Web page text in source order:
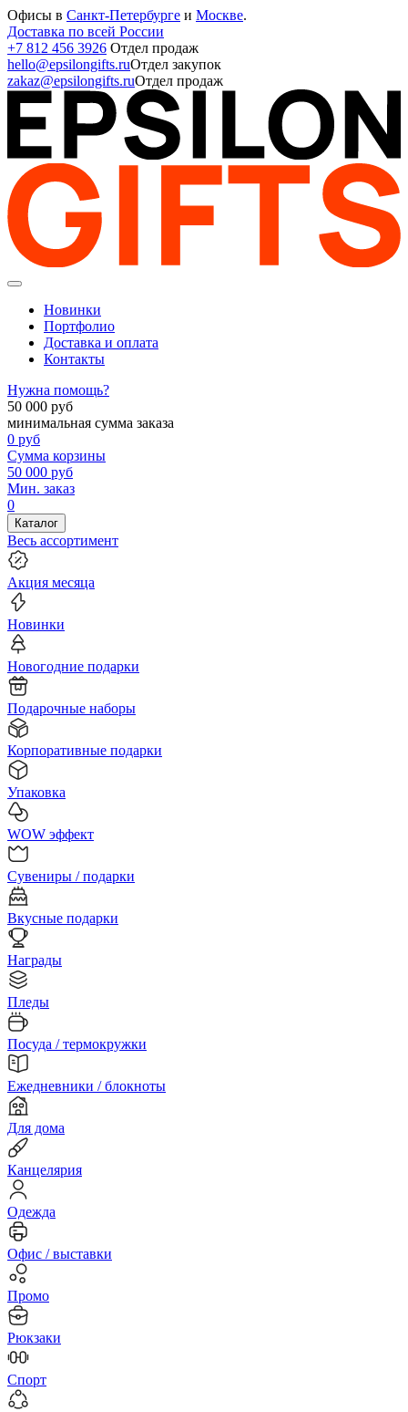
Офисы в Санкт-Петербурге и Москве.
Доставка по всей России
+7 812 456 3926 Отдел продаж
hello@epsilongifts.ruОтдел закупок
zakaz@epsilongifts.ruОтдел продаж
Новинки
Портфолио
Доставка и оплата
Контакты
Нужна помощь?
50 000 руб
минимальная сумма заказа
0 руб
Сумма корзины
50 000 руб
Мин. заказ
0
Каталог
Весь ассортимент
Акция месяца
Новинки
Новогодние подарки
Подарочные наборы
Корпоративные подарки
Упаковка
WOW эффект
Сувениры / подарки
Вкусные подарки
Награды
Пледы
Посуда / термокружки
Ежедневники / блокноты
Для дома
Канцелярия
Одежда
Офис / выставки
Промо
Рюкзаки
Спорт